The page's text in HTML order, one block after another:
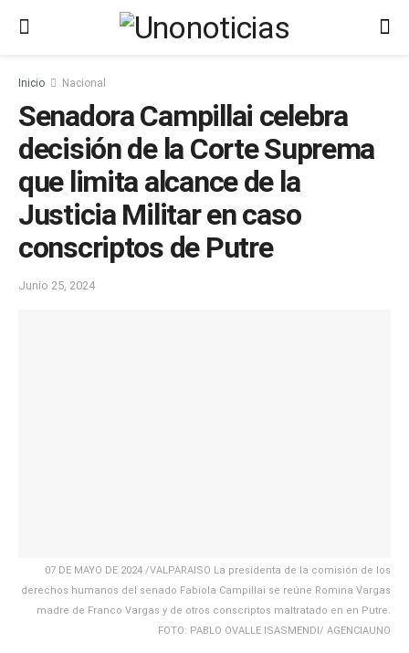
Inicio Nacional
Senadora Campillai celebra
decisión de la Corte Suprema
que limita alcance de la
Justicia Militar en caso
conscriptos de Putre
Junio 25, 2024
07 DE MAYO DE 2024 /VALPARAISO La presidenta de la comisión de los
derechos humanos del senado Fabiola Campillai se reúne Romina Vargas
madre de Franco Vargas y de otros conscriptos maltratado en en Putre.
FOTO: PABLO OVALLE ISASMENDI/ AGENCIAUNO